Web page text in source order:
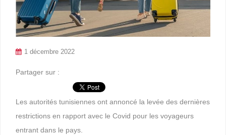
1 décembre 2022
Partager sur :
Les autorités tunisiennes ont annoncé la levée des dernières
restrictions en rapport avec le Covid pour les voyageurs
entrant dans le pays.